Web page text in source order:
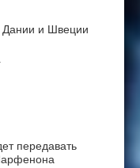
Дании и Швеции
передавать